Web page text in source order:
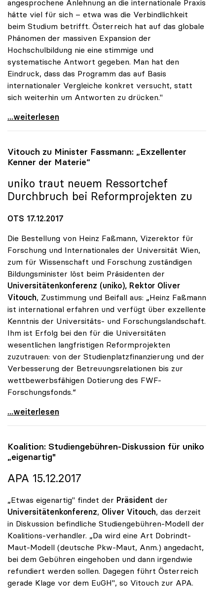
angesprochene Anlehnung an die internationale Praxis
hätte viel für sich – etwa was die Verbindlichkeit
beim Studium betrifft. Österreich hat auf das globale
Phänomen der massiven Expansion der
Hochschulbildung nie eine stimmige und
systematische Antwort gegeben. Man hat den
Eindruck, dass das Programm das auf Basis
internationaler Vergleiche konkret versucht, statt
sich weiterhin um Antworten zu drücken."
Koalition - Programm für uniko noch „sehr vage\"
...weiterlesen
Vitouch zu Minister Fassmann: „Exzellenter
Kenner der Materie“
uniko traut neuem Ressortchef
Durchbruch bei Reformprojekten zu
OTS 17.12.2017
Die Bestellung von Heinz Faßmann, Vizerektor für
Forschung und Internationales der Universität Wien,
zum für Wissenschaft und Forschung zuständigen
Bildungsminister löst beim Präsidenten der
Universitätenkonferenz (uniko), Rektor Oliver
Vitouch, Zustimmung und Beifall aus: „Heinz Faßmann
ist international erfahren und verfügt über exzellente
Kenntnis der Universitäts- und Forschungslandschaft.
Ihm ist Erfolg bei den für die Universitäten
wesentlichen langfristigen Reformprojekten
zuzutrauen: von der Studienplatzfinanzierung und der
Verbesserung der Betreuungsrelationen bis zur
wettbewerbsfähigen Dotierung des FWF-
Forschungsfonds.“
Vitouch zu Minister Fassmann: „Exzellenter Kenner
...weiterlesen
Koalition: Studiengebühren-Diskussion für uniko
„eigenartig"
APA 15.12.2017
„Etwas eigenartig" findet der Präsident der
Universitätenkonferenz, Oliver Vitouch, das derzeit
in Diskussion befindliche Studiengebühren-Modell der
Koalitions-verhandler. „Da wird eine Art Dobrindt-
Maut-Modell (deutsche Pkw-Maut, Anm.) angedacht,
bei dem Gebühren eingehoben und dann irgendwie
refundiert werden sollen. Dagegen führt Österreich
gerade Klage vor dem EuGH", so Vitouch zur APA.